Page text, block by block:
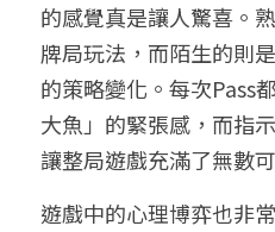
的感覺真是讓人驚喜。
牌局玩法，而陌生的則
的策略變化。每次Pass
大魚」的緊張感，而指
讓整局遊戲充滿了無數
遊戲中的心理博弈也非